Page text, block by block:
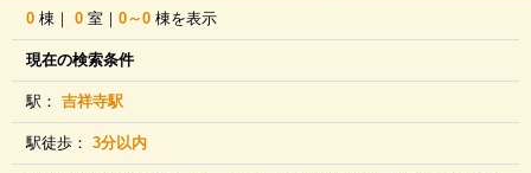
0 棟｜0 室｜0～0 棟を表示
現在の検索条件
駅：吉祥寺駅
駅徒歩：3分以内